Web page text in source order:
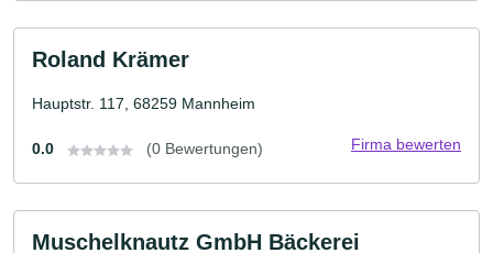
Roland Krämer
Hauptstr. 117, 68259 Mannheim
0.0 (0 Bewertungen) Firma bewerten
Muschelknautz GmbH Bäckerei